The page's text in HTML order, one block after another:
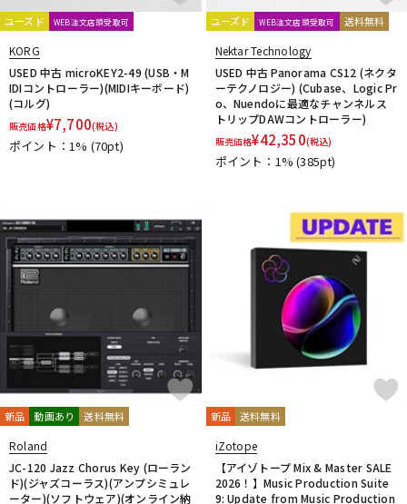
ユーズド WEB注文店頭受取可
KORG
USED 中古 microKEY2-49 (USB・M
IDIコントローラー)(MIDIキーボード)
(コルグ)
販売価格¥7,700(税込)
ポイント：1% (70pt)
ユーズド WEB注文店頭受取可 送料無料
Nektar Technology
USED 中古 Panorama CS12 (ネクタ
ーテクノロジー) (Cubase、Logic Pr
o、Nuendoに最適なチャンネルス
トリップDAWコントローラー)
販売価格¥42,350(税込)
ポイント：1%(385pt)
新品 動画あり 送料無料
Roland
JC-120 Jazz Chorus Key (ローラン
ド)(ジャズコーラス)(アンプシミュレ
ーター)(ソフトウェア)(オンライン納
新品 送料無料
iZotope
【アイゾトープ Mix & Master SALE
2026！】Music Production Suite
9: Update from Music Production